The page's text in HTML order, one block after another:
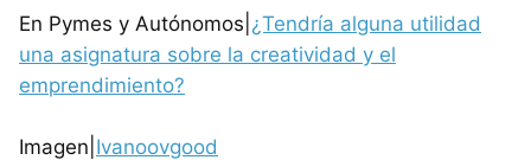
En Pymes y Autónomos| ¿Tendría alguna utilidad
una asignatura sobre la creatividad y el
emprendimiento?
Imagen| Ivanoovgood